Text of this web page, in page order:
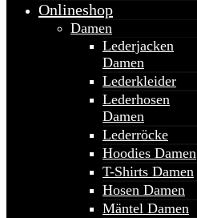
Onlineshop
Damen
Lederjacken
Damen
Lederkleider
Lederhosen
Damen
Lederröcke
Hoodies Damen
T-Shirts Damen
Hosen Damen
Mäntel Damen